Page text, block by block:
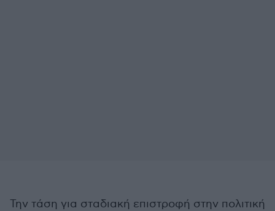
Την τάση για σταδιακή επιστροφή στην πολιτική